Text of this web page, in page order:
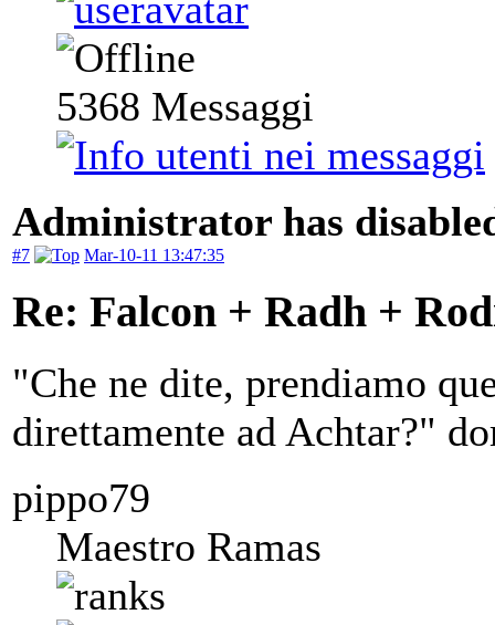
5368 Messaggi
Administrator has
#7 Mar-10-11 13:47:35
Re: Falcon + Radh +
"Che ne dite, prendiamo
direttamente ad Achtar?"
pippo79
Maestro Ramas